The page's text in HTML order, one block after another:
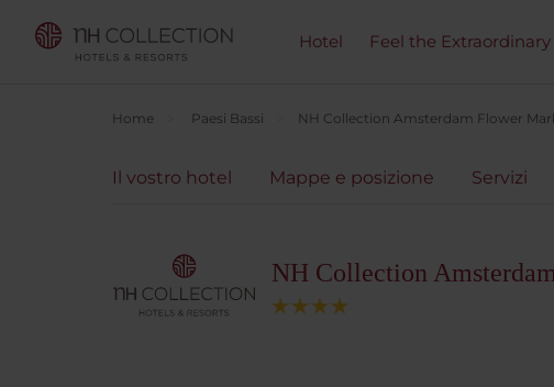
Hotel Feel the Extraordinary
Home Paesi Bassi NH Collection Amsterdam Flower
Il vostro hotel Mappe e posizione Servizi
NH Collection